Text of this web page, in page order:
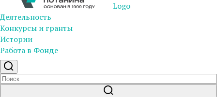
Logo
Деятельность
Конкурсы и гранты
Истории
Работа в Фонде